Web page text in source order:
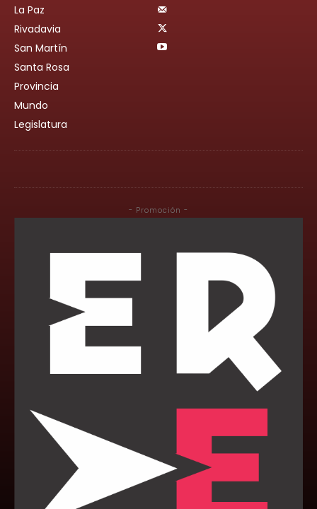
La Paz
Rivadavia
San Martín
Santa Rosa
Provincia
Mundo
Legislatura
- Promoción -